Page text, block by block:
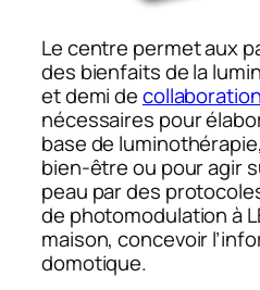
Le centre permet aux
des bienfaits de la
et demi decollaboration
nécessaires pour
base de
bien-être ou pour agir
peau par des
de photomodulation à
maison, concevoir
domotique.